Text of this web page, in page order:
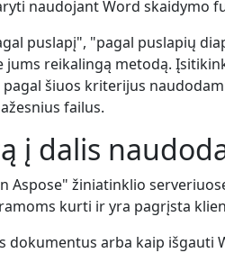
naudojant Word skaidymo
puslapį", "pagal puslapių
reikalingą metodą.
šiuos kriterijus
failus.
į dalis
Aspose" žiniatinklio
kurti ir yra pagrįsta
dokumentus arba kaip